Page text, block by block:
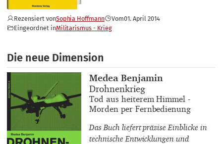
Rezensiert vonSophia Hoffmann Vom01. April 2014
Eingeordnet inMilitarismus - Krieg
Die neue Dimension
Buchautor_innen
Medea Benjamin
Buchtitel
Drohnenkrieg
Buchuntertitel
Tod aus heiterem Himmel -
Morden per Fernbedienung
Das Buch liefert präzise Einblicke in
technische Entwicklungen und